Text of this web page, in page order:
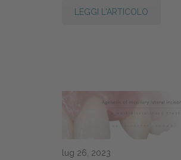
LEGGI L'ARTICOLO
lug 26, 2023